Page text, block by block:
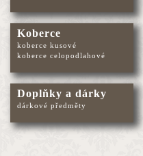
Koberce
koberce kusové
koberce celopodlahové
Doplňky a dárky
dárkové předměty